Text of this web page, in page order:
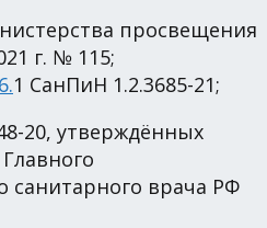
просвещения
г. № 115;
1 СанПиН 1.2.3685-21;
20, утверждённых
санитарного врача РФ